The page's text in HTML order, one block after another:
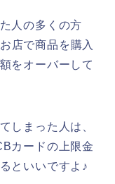
人の多くの方
店で商品を購入
をオーバーして
しまった人は、
カードの上限金
といいですよ♪